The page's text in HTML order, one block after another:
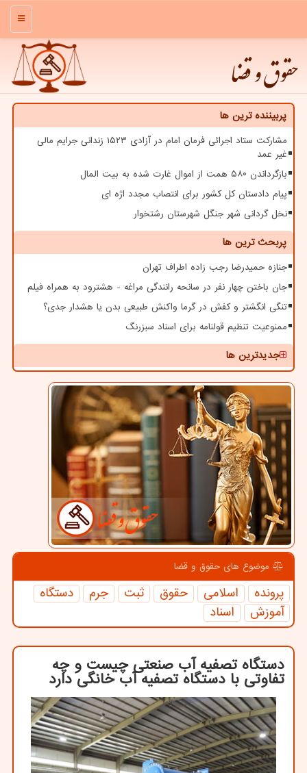
منو
حقوق و قضا
پربیننده ترین ها
مشارکت ستاد اجرائی فرمان امام در آزادی ۱۵۲۳ زندانی جرایم مالی
غیر عمد
بازگرداندن ۵۸۰ همت از اموال غارت شده به بیت المال
پیام دادستان کل کشور برای انتصاب مجدد اژه ای
نخل گردانی شهر جنگل شهرستان رشتخوار
پربحث ترین ها
جنازه حمیدرضا رجب زاده اطراف تهران
جان باختن چهار نفر در سانحه رانندگی مراغه - هشترود به همراه فیلم
تنگی انگشتر و کفش در گرما واکنش طبیعی بدن یا هشدار جدی؟
ممنوعیت تنظیم قولنامه برای اسناد سبزرنگ
جدیدترین ها
موضوع های حقوق و قضا
پرونده اسلامی حقوق ثبت جرم
دستگاه
آموزش
اسناد
دستگاه تصفیه آب صنعتی چیست و چه
تفاوتی با دستگاه تصفیه آب خانگی دارد